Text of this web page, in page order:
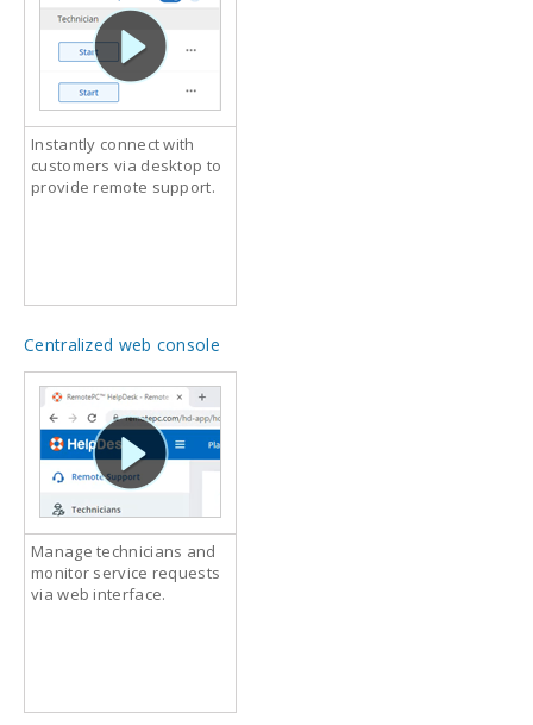
Instantly connect with
customers via desktop to
provide remote support.
Centralized web console
Manage technicians and
monitor service requests
via web interface.